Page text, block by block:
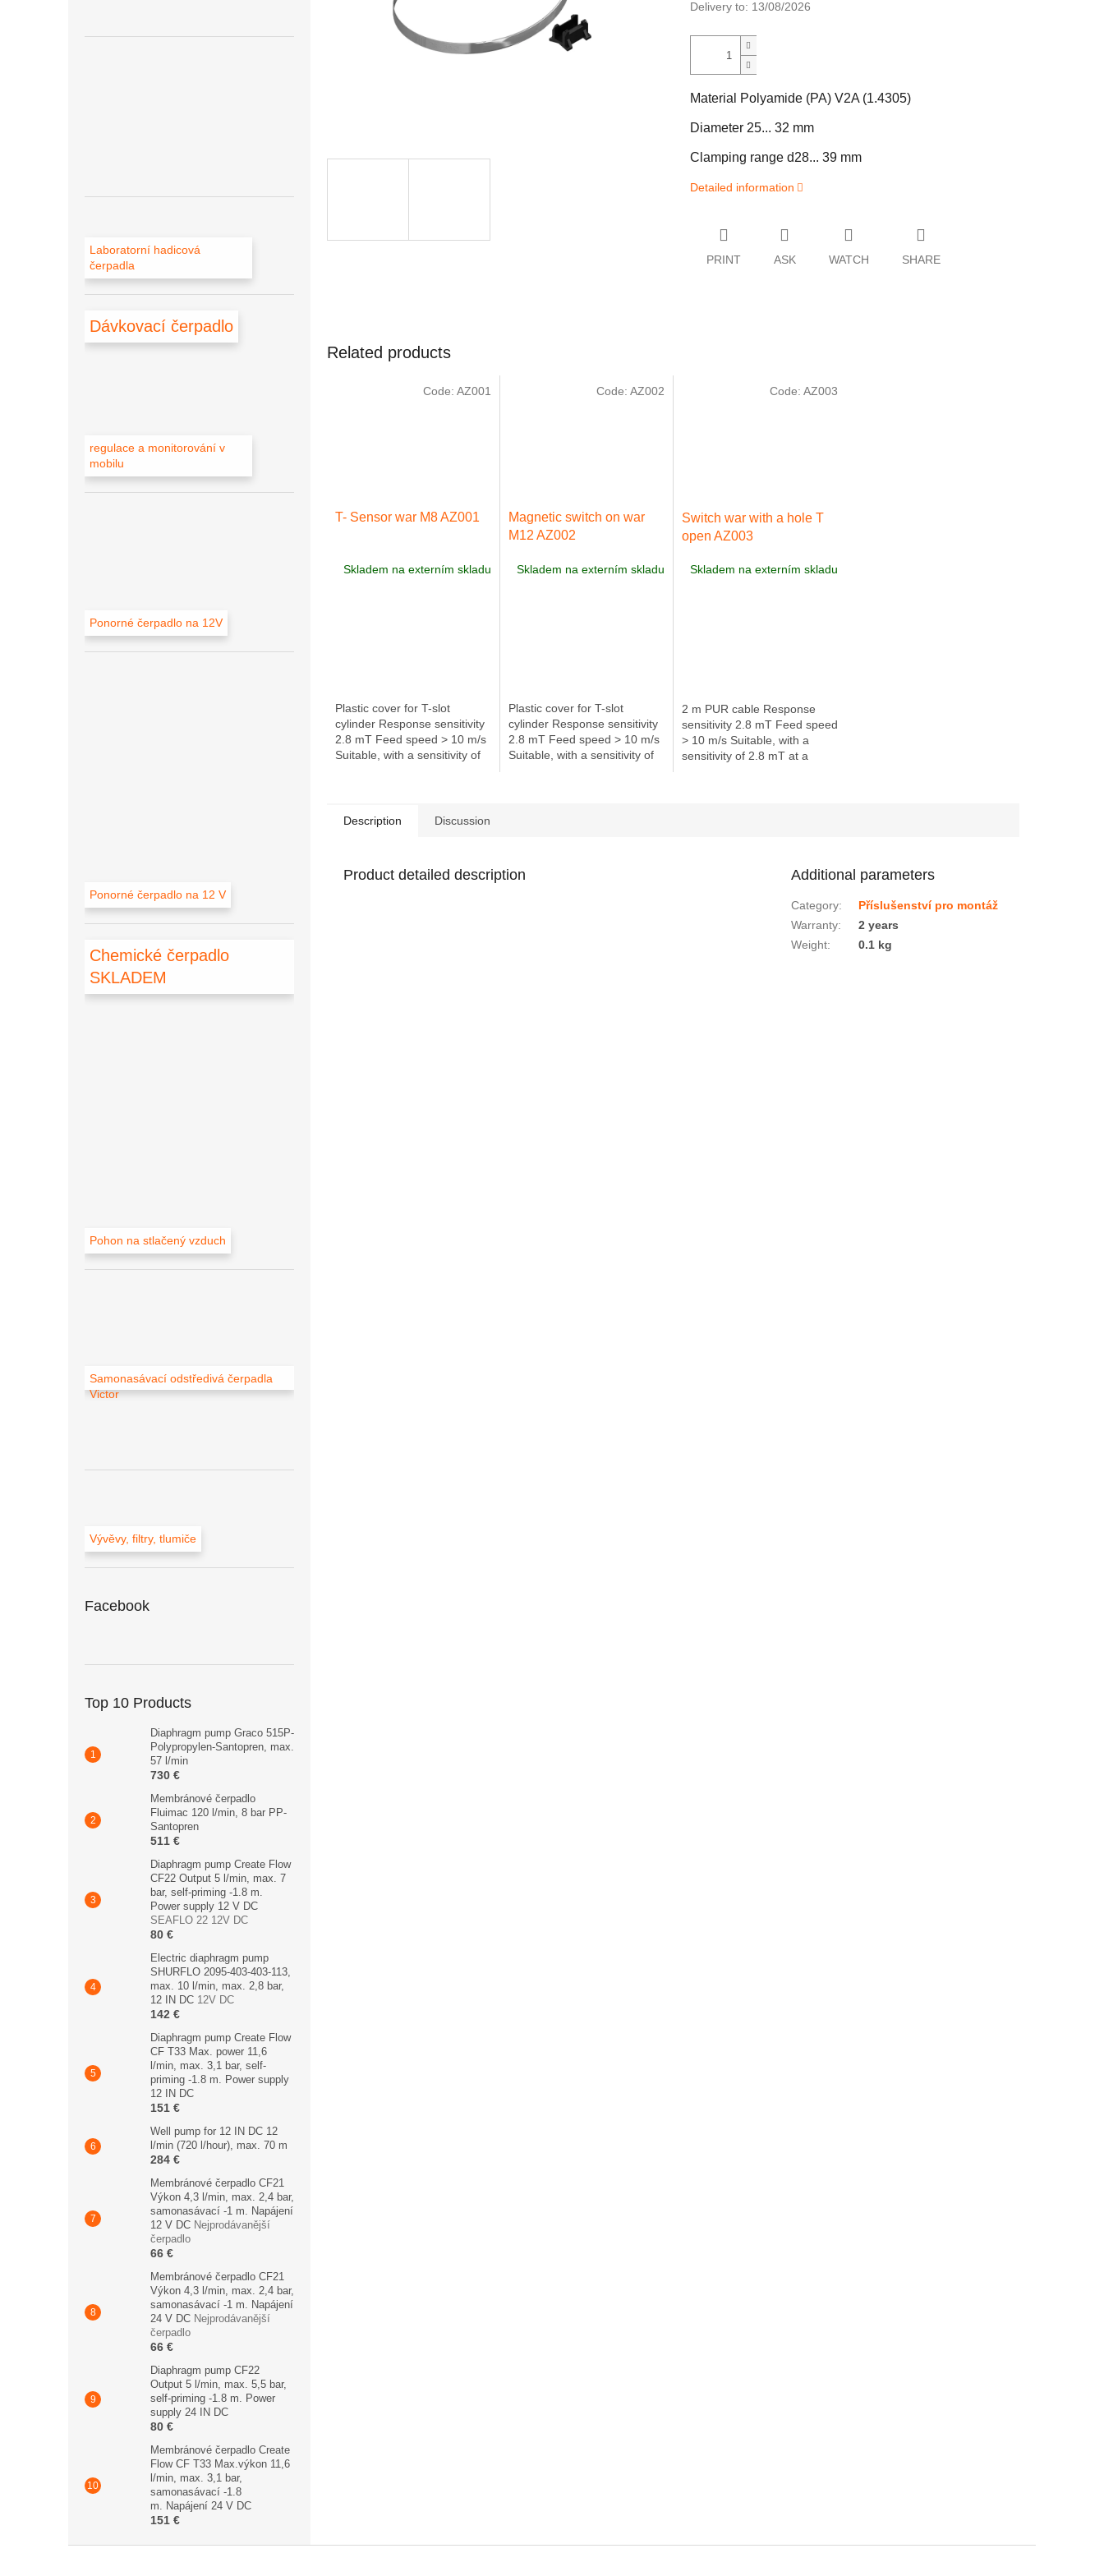
Laboratorní hadicová
čerpadla
Dávkovací čerpadlo
regulace a monitorování v
mobilu
Ponorné čerpadlo na 12V
Ponorné čerpadlo na 12 V
Chemické čerpadlo
SKLADEM
Pohon na stlačený vzduch
Samonasávací odstředivá čerpadla
Victor
Vývěvy, filtry, tlumiče
Facebook
Top 10 Products
Diaphragm pump Graco 515P-
Polypropylen-Santopren, max.
57 l/min
730 €
Membránové čerpadlo
Fluimac 120 l/min, 8 bar PP-
Santopren
511 €
Diaphragm pump Create Flow
CF22 Output 5 l/min, max. 7
bar, self-priming -1.8 m.
Power supply 12 V DC
SEAFLO 22 12V DC
80 €
Electric diaphragm pump
SHURFLO 2095-403-403-113,
max. 10 l/min, max. 2,8 bar,
12 IN DC 12V DC
142 €
Diaphragm pump Create Flow
CF T33 Max. power 11,6
l/min, max. 3,1 bar, self-
priming -1.8 m. Power supply
12 IN DC
151 €
Well pump for 12 IN DC 12
l/min (720 l/hour), max. 70 m
284 €
Membránové čerpadlo CF21
Výkon 4,3 l/min, max. 2,4 bar,
samonasávací -1 m. Napájení
12 V DC Nejprodávanější
čerpadlo
66 €
Membránové čerpadlo CF21
Výkon 4,3 l/min, max. 2,4 bar,
samonasávací -1 m. Napájení
24 V DC Nejprodávanější
čerpadlo
66 €
Diaphragm pump CF22
Output 5 l/min, max. 5,5 bar,
self-priming -1.8 m. Power
supply 24 IN DC
80 €
Membránové čerpadlo Create
Flow CF T33 Max.výkon 11,6
l/min, max. 3,1 bar,
samonasávací -1.8
m. Napájení 24 V DC
151 €
Delivery to: 13/08/2026
Material Polyamide (PA) V2A (1.4305)
Diameter 25... 32 mm
Clamping range d28... 39 mm
Detailed information
PRINT ASK WATCH SHARE
Related products
T- Sensor war M8 AZ001
Skladem na externím skladu
Plastic cover for T-slot
cylinder Response sensitivity
2.8 mT Feed speed > 10 m/s
Suitable, with a sensitivity of
Code: AZ001
Magnetic switch on war
M12 AZ002
Skladem na externím skladu
Plastic cover for T-slot
cylinder Response sensitivity
2.8 mT Feed speed > 10 m/s
Suitable, with a sensitivity of
Code: AZ002
Switch war with a hole T
open AZ003
Skladem na externím skladu
2 m PUR cable Response
sensitivity 2.8 mT Feed speed
> 10 m/s Suitable, with a
sensitivity of 2.8 mT at a
Code:AZ003
Description Discussion
Product detailed description Additional parameters
Category:
Příslušenství pro montáž
Warranty:
2 years
Weight: 0.1 kg